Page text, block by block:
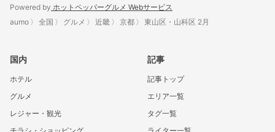
Powered by ホットペッパーグルメ Webサービス
aumo
全国 グルメ 近畿 京都 東山区・山科区 2月
国内
ホテル
グルメ
レジャー・観光
記事
記事トップ
エリア一覧
タグ一覧